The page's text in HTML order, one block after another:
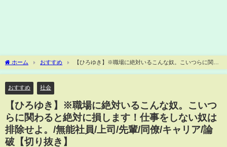
ホーム おすすめ
【ひろゆき】※職場に絶対いるこんな奴。こいつらに関わ
ると絶対に損します！仕事をしない奴は排除せよ。/無能社員/上司/先輩/同僚/キャリア/
おすすめ
社会
【ひろゆき】※職場に絶対いるこんな奴。こいつ
らに関わると絶対に損します！仕事をしない奴は
排除せよ。/無能社員/上司/先輩/同僚/キャリア/論
破【切り抜き】